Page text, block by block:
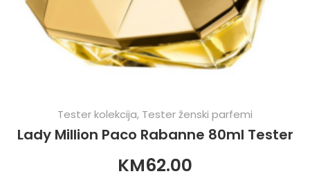
Tester kolekcija, Tester ženski parfemi
Lady Million Paco Rabanne 80ml Tester
KM62.00